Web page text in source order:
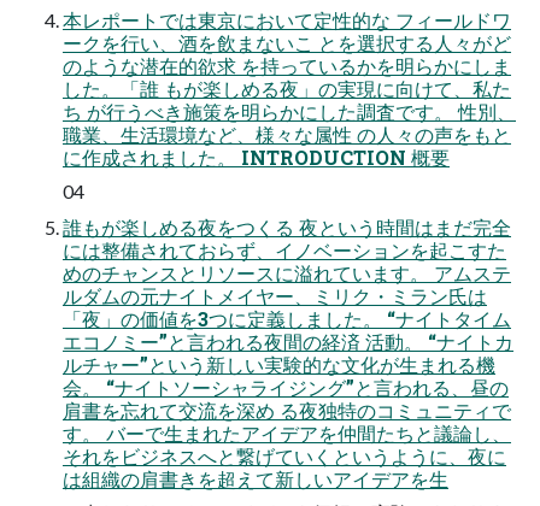
本レポートでは東京において定性的な フィールドワ
ークを行い、酒を飲まないこ とを選択する人々がど
のような潜在的欲求 を持っているかを明らかにしま
した。「誰 もが楽しめる夜」の実現に向けて、私た
ち が行うべき施策を明らかにした調査です。 性別、
職業、生活環境など、様々な属性 の人々の声をもと
に作成されました。 INTRODUCTION 概要
04
誰もが楽しめる夜をつくる 夜という時間はまだ完全
には整備されておらず、イノベーションを起こすた
めのチャンスとリソースに溢れています。 アムステ
ルダムの元ナイトメイヤー、ミリク・ミラン氏は
「夜」の価値を3つに定義しました。 “ナイトタイム
エコノミー”と言われる夜間の経済 活動。 “ナイトカ
ルチャー”という新しい実験的な文化が生まれる機
会。 “ナイトソーシャライジング”と言われる、昼の
肩書を忘れて交流を深め る夜独特のコミュニティで
す。 バーで生まれたアイデアを仲間たちと議論し、
それをビジネスへと繋げていくというように、夜に
は組織の肩書きを超えて新しいアイデアを生